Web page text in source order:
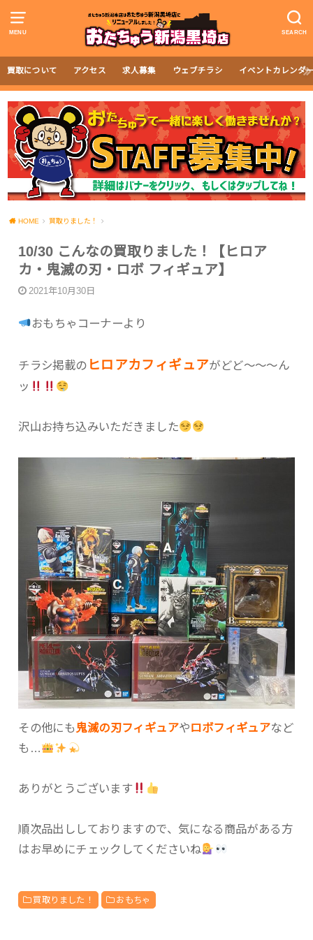
MENU SEARCH
買取について アクセス 求人募集 ウェブチラシ イベントカレンダ
HOME 買取りました！
10/30 こんなの買取りました！【ヒロア
カ・鬼滅の刃・ロボ フィギュア】
2021年10月30日
おもちゃコーナーより
チラシ掲載の ヒロアカフィギュアがどど〜〜〜ん
ッ
沢山お持ち込みいただきました
その他にも 鬼滅の刃フィギュアやロボフィギュアなど
も…
ありがとうございます
順次品出ししておりますので、気になる商品がある方
はお早めにチェックしてくださいね
買取りました！ おもちゃ